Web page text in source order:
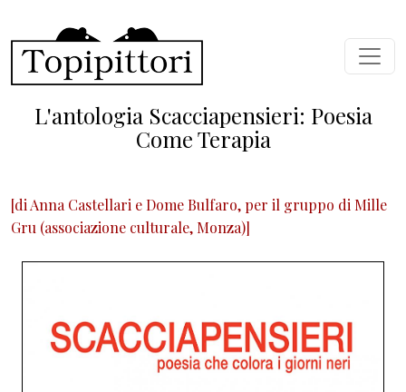
L'antologia Scacciapensieri: Poesia
Come Terapia
[di Anna Castellari e Dome Bulfaro, per il gruppo di Mille
Gru (associazione culturale, Monza)]